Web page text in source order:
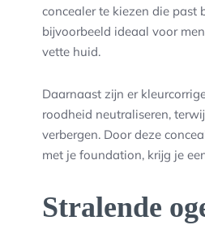
concealer te kiezen die past
bijvoorbeeld ideaal voor
vette huid.
Daarnaast zijn er
roodheid neutraliseren,
verbergen. Door deze
met je foundation, krijg je
Stralende